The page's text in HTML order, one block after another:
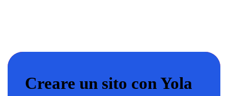
Creare un sito con Yola